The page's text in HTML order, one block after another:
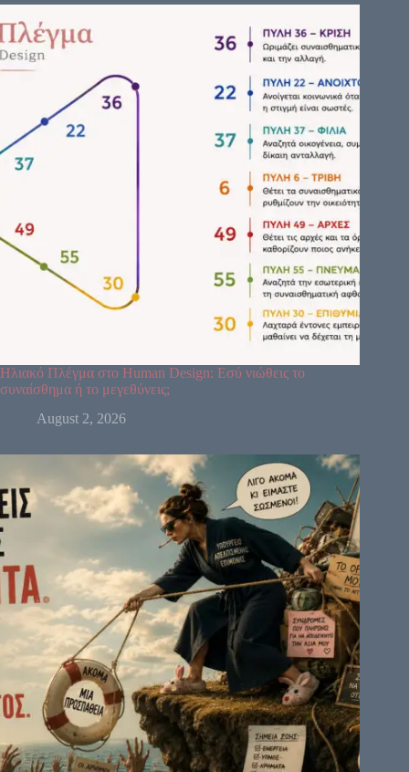
1
13
25
10
15 46
8 33
31
20
62 56
24
47 4
17 11
Ηλιακό Πλέγμα στο Human Design: Εσύ νιώθεις το
συναίσθημα ή το μεγεθύνεις;
August 2, 2026